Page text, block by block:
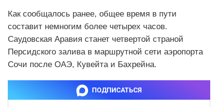
Как сообщалось ранее, общее время в пути
составит немногим более четырех часов.
Саудовская Аравия станет четвертой страной
Персидского залива в маршрутной сети аэропорта
Сочи после ОАЭ, Кувейта и Бахрейна.
ПОДПИСАТЬСЯ